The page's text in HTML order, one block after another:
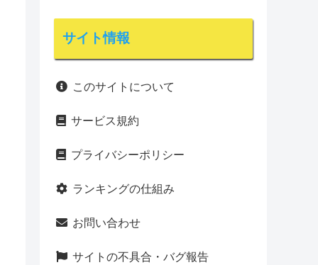
サイト情報
このサイトについて
サービス規約
プライバシーポリシー
ランキングの仕組み
お問い合わせ
サイトの不具合・バグ報告